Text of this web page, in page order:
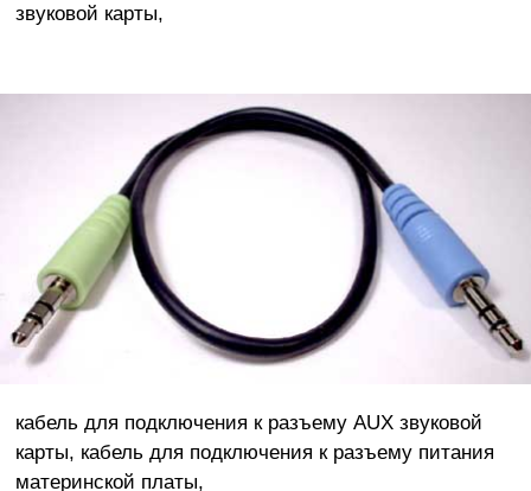
звуковой карты,
кабель для подключения к разъему AUX звуковой
карты, кабель для подключения к разъему питания
материнской платы,